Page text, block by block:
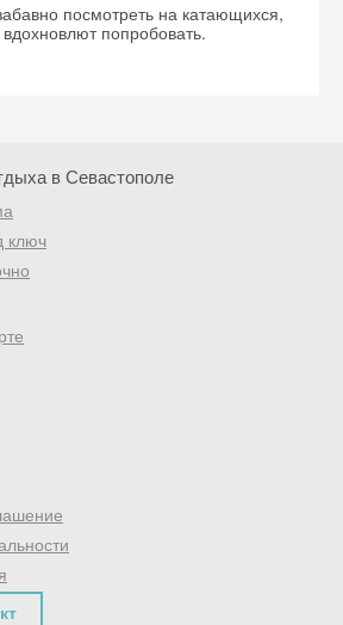
посмотреть на катающихся,
вдохновлют попробовать.
в Севастополе
ключ